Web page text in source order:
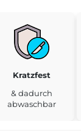
Kratzfest
& dadurch
abwaschbar